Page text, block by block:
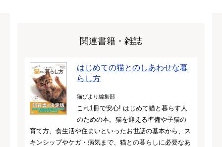
関連書籍・雑誌
はじめての猫とのしあわせな暮
らし方
猫びより編集部
これ1冊で安心! はじめて猫と暮らす人
のための本。猫を迎える準備や子猫の
育て方、食生活や住まいといったお世話の基本から、ス
キンシップやケガ・病気まで、猫との暮らしに必要なあ